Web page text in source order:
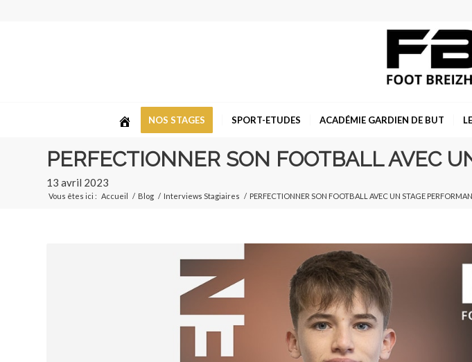
NOS STAGES SPORT-ETUDES ACADÉMIE GARDIEN DE BUT
PERFECTIONNER SON FOOTBALL AVEC
13 avril 2023
Vous êtes ici : Accueil / Blog / Interviews Stagiaires / PERFECTIONNER SON FOOTBALL AVEC UN STAGE